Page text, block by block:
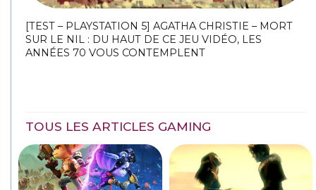
[TEST – PLAYSTATION 5] AGATHA CHRISTIE – MORT
SUR LE NIL : DU HAUT DE CE JEU VIDÉO, LES
ANNÉES 70 VOUS CONTEMPLENT
TOUS LES ARTICLES GAMING